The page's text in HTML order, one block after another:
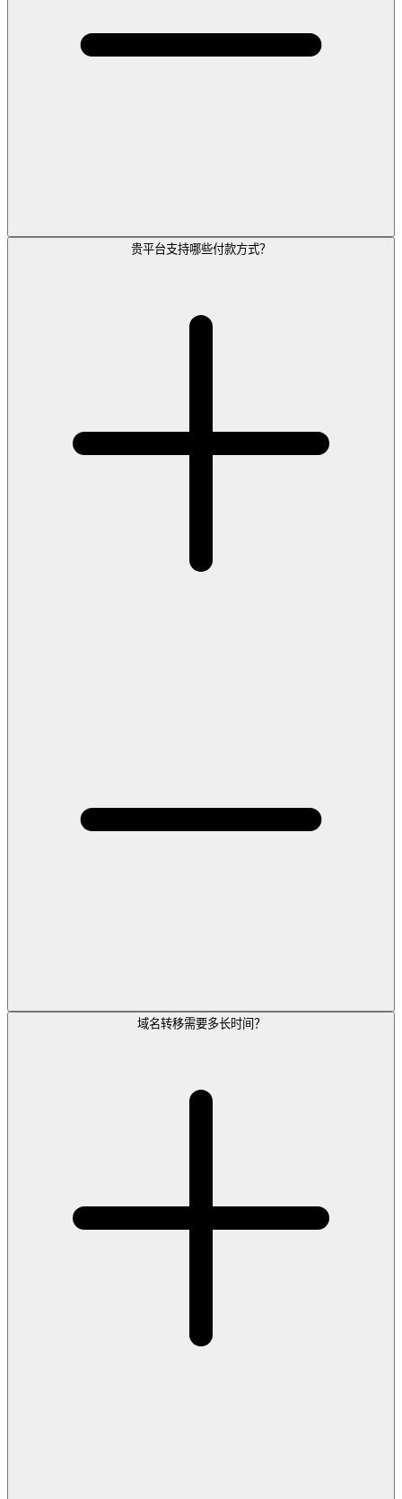
贵平台支持哪些付款方式？
域名转移需要多长时间？